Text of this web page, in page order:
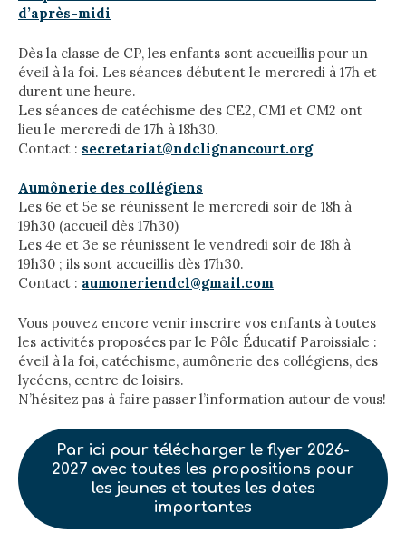
d’après-midi
Dès la classe de CP, les enfants sont accueillis pour un
éveil à la foi. Les séances débutent le mercredi à 17h et
durent une heure.
Les séances de catéchisme des CE2, CM1 et CM2 ont
lieu le mercredi de 17h à 18h30.
Contact : secretariat@ndclignancourt.org
Aumônerie des collégiens
Les 6e et 5e se réunissent le mercredi soir de 18h à
19h30 (accueil dès 17h30)
Les 4e et 3e se réunissent le vendredi soir de 18h à
19h30 ; ils sont accueillis dès 17h30.
Contact : aumoneriendcl@gmail.com
Vous pouvez encore venir inscrire vos enfants à toutes
les activités proposées par le Pôle Éducatif Paroissiale :
éveil à la foi, catéchisme, aumônerie des collégiens, des
lycéens, centre de loisirs.
N’hésitez pas à faire passer l’information autour de vous!
Par ici pour télécharger le flyer 2026-
2027 avec toutes les propositions pour
les jeunes et toutes les dates
importantes